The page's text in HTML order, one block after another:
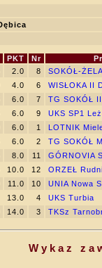
PKT Nr
2.0 8
SOKÓŁ-
4.0 6
WISŁOKA II
6.0 7
TG SOKÓŁ
6.0 9
UKS SP1
6.0 1
LOTNIK
6.0 2
TG SOKÓŁ
8.0 11
GÓRNOVIA
10.0 12
ORZEŁ
11.0 10
UNIA Nowa
13.0 4
UKS Turbia
14.0 3 TKSz
Wykaz